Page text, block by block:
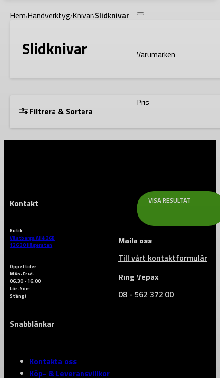
Hem/Handverktyg/Knivar/Slidknivar
Slidknivar
Filtrera & Sortera
Varumärken
Pris
VISA RESULTAT
Kontakt
Butik
Västberga Allé 36B
126 30 Hägersten
Maila oss
Till vårt kontaktformulär
Öppettider
Mån-Fred:
06.30 - 16.00
Lör-Sön:
Stängt
Ring Vepax
08 - 562 372 00
Snabblänkar
Kontakta oss
Köp- & Leveransvillkor